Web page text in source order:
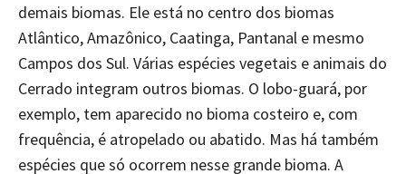
demais biomas. Ele está no centro dos biomas
Atlântico, Amazônico, Caatinga, Pantanal e mesmo
Campos dos Sul. Várias espécies vegetais e animais do
Cerrado integram outros biomas. O lobo-guará, por
exemplo, tem aparecido no bioma costeiro e, com
frequência, é atropelado ou abatido. Mas há também
espécies que só ocorrem nesse grande bioma. A